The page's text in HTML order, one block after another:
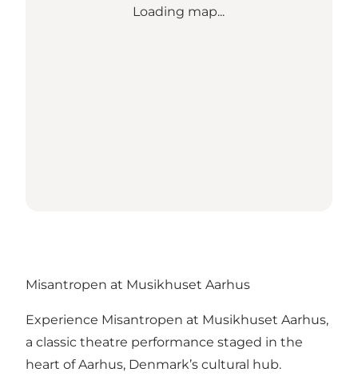
Loading map...
Misantropen at Musikhuset Aarhus
Experience Misantropen at Musikhuset Aarhus,
a classic theatre performance staged in the
heart of Aarhus, Denmark’s cultural hub.